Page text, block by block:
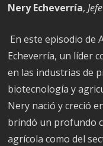
Nery Echeverría,
En este episodio de
Echeverría, un líder
en las industrias de
biotecnología y
Nery nació y creció
brindó un profundo
agrícola como del